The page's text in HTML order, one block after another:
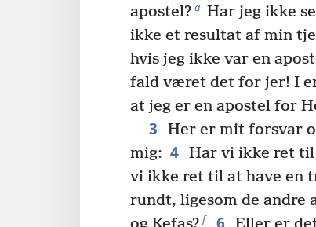
apostel? a Har jeg ikke
ikke et resultat af min
hvis jeg ikke var en
fald været det for jer! I
at jeg er en apostel for
3
Her er mit forsvar
mig: 4 Har vi ikke ret til
vi ikke ret til at have en
rundt, ligesom de andre
f 6